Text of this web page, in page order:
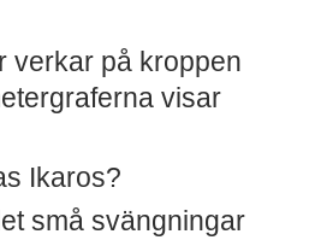
verkar på kroppen
visar
Ikaros?
små svängningar